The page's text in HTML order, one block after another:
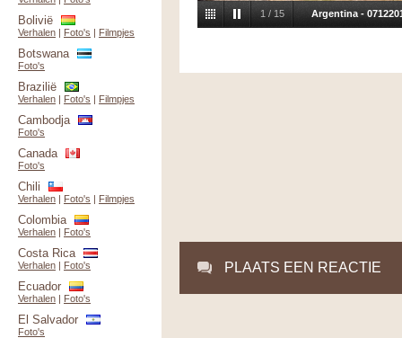
1 / 15 Argentina -
PLAATS EEN REACTIE
Bolivië
Verhalen | Foto's | Filmpjes
Botswana
Foto's
Brazilië
Verhalen | Foto's | Filmpjes
Cambodja
Foto's
Canada
Foto's
Chili
Verhalen | Foto's | Filmpjes
Colombia
Verhalen | Foto's
Costa Rica
Verhalen | Foto's
Ecuador
Verhalen | Foto's
El Salvador
Foto's